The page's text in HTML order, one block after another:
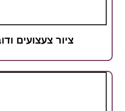
ציור צעצועים ודובי לצביעה